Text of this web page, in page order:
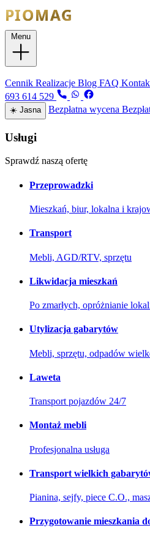
Cennik Realizacje Blog FAQ
693 614 529
☀️ Jasna Bezpłatna wycena
Usługi
Sprawdź naszą ofertę
Przeprowadzki
Mieszkań, biur, lokalna i
Transport
Mebli, AGD/RTV, sprzętu
Likwidacja mieszkań
Po zmarłych, opróżnianie
Utylizacja gabarytów
Mebli, sprzętu, odpadów
Laweta
Transport pojazdów 24/7
Montaż mebli
Profesjonalna usługa
Transport wielkich
Pianina, sejfy, piece C.O.,
Przygotowanie mieszkania